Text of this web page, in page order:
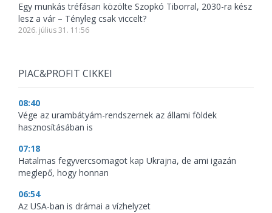
Egy munkás tréfásan közölte Szopkó Tiborral, 2030-ra kész
lesz a vár – Tényleg csak viccelt?
2026. július 31. 11:56
PIAC&PROFIT CIKKEI
08:40
Vége az urambátyám-rendszernek az állami földek
hasznosításában is
07:18
Hatalmas fegyvercsomagot kap Ukrajna, de ami igazán
meglepő, hogy honnan
06:54
Az USA-ban is drámai a vízhelyzet